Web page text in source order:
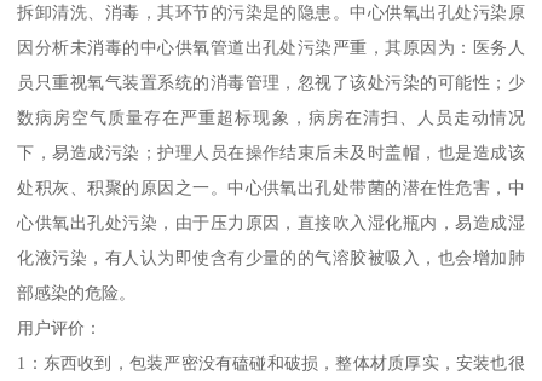
拆卸清洗、消毒，其环节的污染是的隐患。中心供氧出孔处污染原
因分析未消毒的中心供氧管道出孔处污染严重，其原因为：医务人
员只重视氧气装置系统的消毒管理，忽视了该处污染的可能性；少
数病房空气质量存在严重超标现象，病房在清扫、人员走动情况
下，易造成污染；护理人员在操作结束后未及时盖帽，也是造成该
处积灰、积聚的原因之一。中心供氧出孔处带菌的潜在性危害，中
心供氧出孔处污染，由于压力原因，直接吹入湿化瓶内，易造成湿
化液污染，有人认为即使含有少量的的气溶胶被吸入，也会增加肺
部感染的危险。
用户评价：
1：东西收到，包装严密没有磕碰和破损，整体材质厚实，安装也很